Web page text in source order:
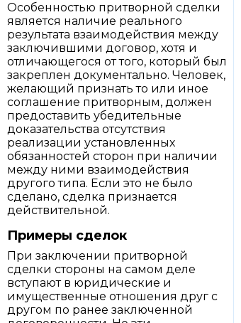
Особенностью притворной сделки
является наличие реального
результата взаимодействия между
заключившими договор, хотя и
отличающегося от того, который был
закреплен документально. Человек,
желающий признать то или иное
соглашение притворным, должен
предоставить убедительные
доказательства отсутствия
реализации установленных
обязанностей сторон при наличии
между ними взаимодействия
другого типа. Если это не было
сделано, сделка признается
действительной.
Примеры сделок
При заключении притворной
сделки стороны на самом деле
вступают в юридические и
имущественные отношения друг с
другом по ранее заключенной